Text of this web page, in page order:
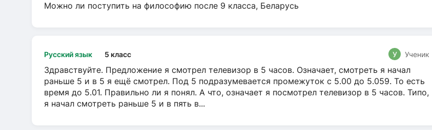
Можно ли поступить на философию после 9 класса, Беларусь
Русский язык 5 класс У Ученик
Здравствуйте. Предложение я смотрел телевизор в 5 часов. Означает, смотреть я начал
раньше 5 и в 5 я ещё смотрел. Под 5 подразумевается промежуток с 5.00 до 5.059. То есть
время до 5.01. Правильно ли я понял. А что, означает я посмотрел телевизор в 5 часов. Типо,
я начал смотреть раньше 5 и в пять в...